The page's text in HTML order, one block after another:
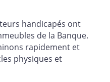
handicapés ont
de la Banque.
rapidement et
physiques et